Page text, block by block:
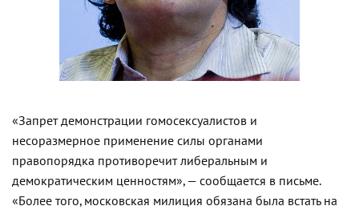
«Запрет демонстрации гомосексуалистов и
несоразмерное применение силы органами
правопорядка противоречит либеральным и
демократическим ценностям», — сообщается в письме.
«Более того, московская милиция обязана была встать на